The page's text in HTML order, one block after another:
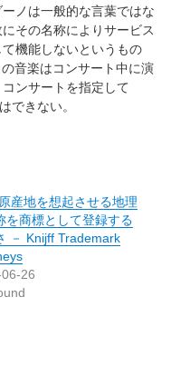
ノは一般的な言葉ではな
その名称によりサービス
機能しないというもの
音楽はコンサート中に演
ンサートを指定して
できない。
産地を想起させる地理
を商標として登録する
－ Knijff Trademark
26